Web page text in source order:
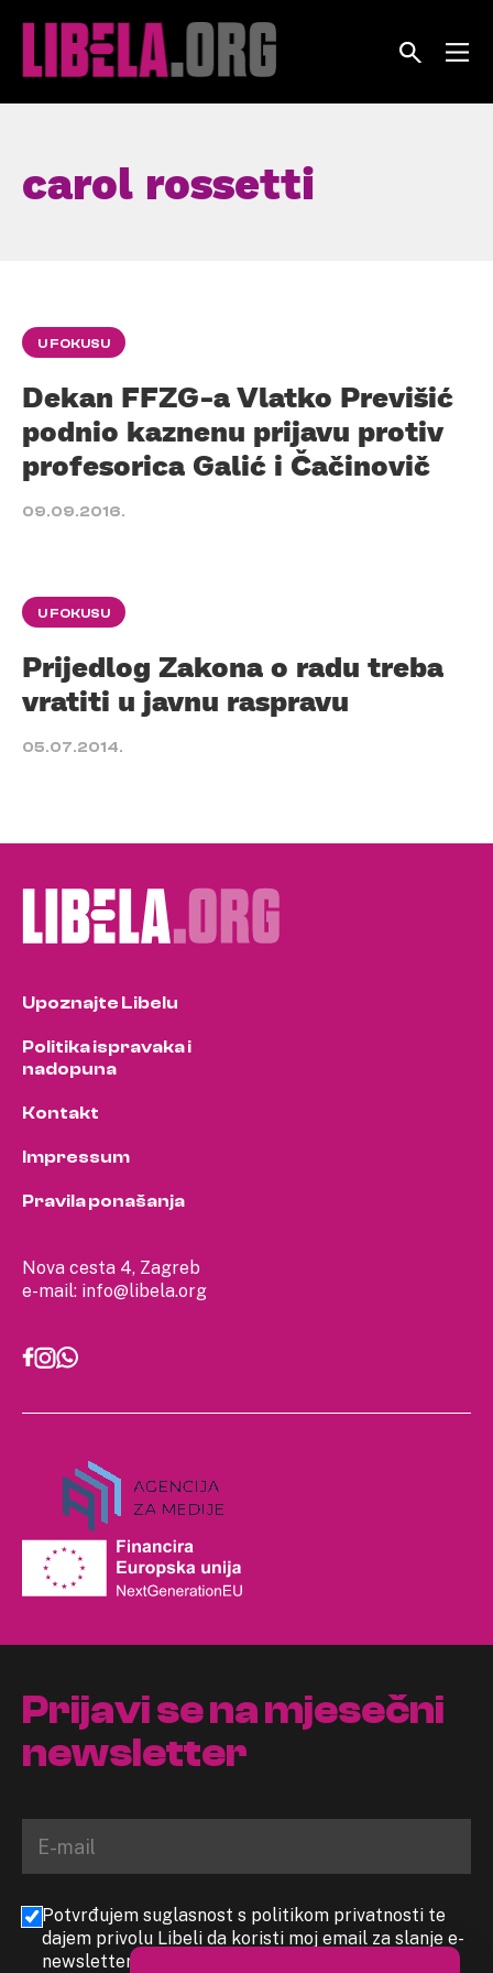
carol rossetti
U FOKUSU
Dekan FFZG-a Vlatko Previšić
podnio kaznenu prijavu protiv
profesorica Galić i Čačinovič
09.09.2016.
U FOKUSU
Prijedlog Zakona o radu treba
vratiti u javnu raspravu
05.07.2014.
Nova cesta 4, Zagreb
e-mail: info@libela.org
Upoznajte Libelu
Politika ispravaka i
nadopuna
Kontakt
Impressum
Pravila ponašanja
Prijavi se na mjesečni
newsletter
Potvrđujem suglasnost s politikom privatnosti te
dajem privolu Libeli da koristi moj email za slanje e-
newslettera